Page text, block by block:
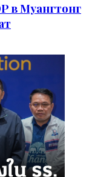
в Муангтонг